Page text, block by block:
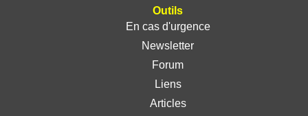
Outils
En cas d'urgence
Newsletter
Forum
Liens
Articles